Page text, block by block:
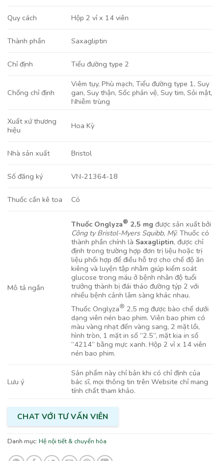
Quy cách Hộp 2 vỉ x 14 viên
Thành phần Saxagliptin
Chỉ định Tiểu đường type 2
Chống chỉ định
Viêm tụy, Phù mạch, Tiểu đường type 1, Suy
gan, Suy thận, Sốc phản vệ, Suy tim, Sỏi mật,
Nhiễm trùng
Xuất xứ thương
hiệu
Hoa Kỳ
Nhà sản xuất Bristol
Số đăng ký VN-21364-18
Thuốc cần kê toa Có
Mô tả ngắn
Thuốc Onglyza® 2,5 mg được sản xuất bởi
Công ty Bristol-Myers Squibb, Mỹ. Thuốc có
thành phần chính là Saxagliptin, được chỉ
định trong trường hợp đơn trị liệu hoặc trị
liệu phối hợp để điều hỗ trợ cho chế độ ăn
kiêng và luyện tập nhằm giúp kiểm soát
glucose trong máu ở bệnh nhân độ tuổi
trưởng thành bị đái tháo đường týp 2 với
nhiều bệnh cảnh lâm sàng khác nhau.
Thuốc Onglyza® 2,5 mg được bào chế dưới
dạng viên nén bao phim. Viên bao phim có
màu vàng nhạt đến vàng sang, 2 mặt lồi,
hình tròn, 1 mặt in số “2.5”, mặt kia in số
“4214” bằng mực xanh. Hộp 2 vỉ x 14 viên
nén bao phim.
Lưu ý
Sản phẩm này chỉ bản khi có chỉ định của
bác sĩ, mọi thông tin trên Website chỉ mang
tính chất tham khảo.
CHAT VỚI TƯ VẤN VIÊN
Danh mục: Hệ nội tiết & chuyển hóa